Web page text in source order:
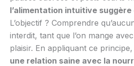
l’alimentation intuitive
L’objectif ? Comprendre
interdit, tant que l’on mange
plaisir. En appliquant ce principe,
une relation saine avec la